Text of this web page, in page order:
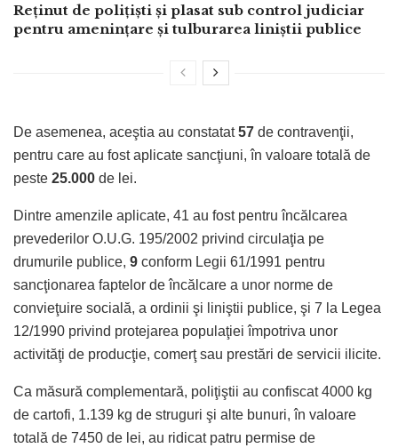
Reținut de polițiști și plasat sub control judiciar
pentru amenințare și tulburarea liniștii publice
De asemenea, aceştia au constatat57 de contravenţii,
pentru care au fost aplicate sancţiuni, în valoare totală de
peste 25.000 de lei.
Dintre amenzile aplicate, 41 au fost pentru încălcarea
prevederilor O.U.G. 195/2002 privind circulaţia pe
drumurile publice, 9 conform Legii 61/1991 pentru
sancţionarea faptelor de încălcare a unor norme de
convieţuire socială, a ordinii şi liniştii publice, şi 7 la Legea
12/1990 privind protejarea populaţiei împotriva unor
activităţi de producţie, comerţ sau prestări de servicii ilicite.
Ca măsură complementară, poliţiştii au confiscat 4000 kg
de cartofi, 1.139 kg de struguri şi alte bunuri, în valoare
totală de 7450 de lei, au ridicat patru permise de